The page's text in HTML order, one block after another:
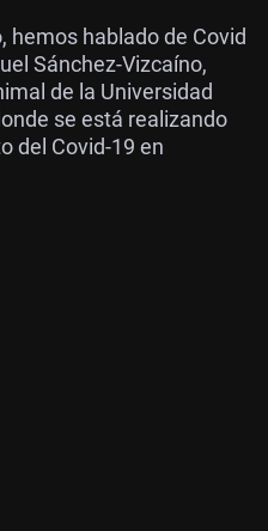
hemos hablado de Covid
Sánchez-Vizcaíno,
de la Universidad
se está realizando
del Covid-19 en